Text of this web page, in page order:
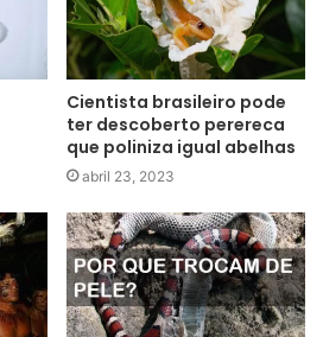
Cientista brasileiro pode
ter descoberto perereca
que poliniza igual abelhas
abril 23, 2023